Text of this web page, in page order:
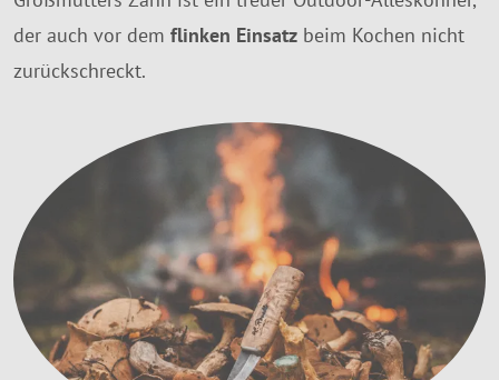
der auch vor dem flinken Einsatz beim Kochen nicht
zurückschreckt.